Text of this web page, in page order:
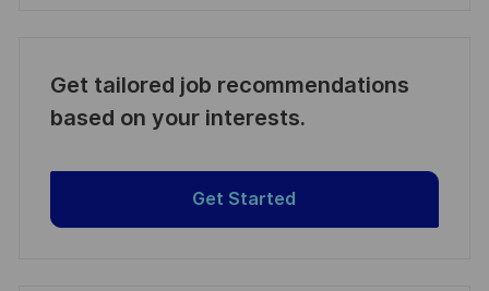
Get tailored job recommendations
based on your interests.
Get Started